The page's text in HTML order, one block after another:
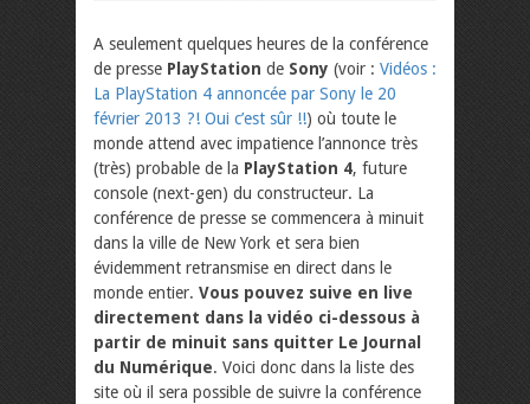
A seulement quelques heures de la conférence
de presse PlayStation de Sony (voir : Vidéos :
La PlayStation 4 annoncée par Sony le 20
février 2013 ?! Oui c’est sûr !!) où toute le
monde attend avec impatience l’annonce très
(très) probable de la PlayStation 4, future
console (next-gen) du constructeur. La
conférence de presse se commencera à minuit
dans la ville de New York et sera bien
évidemment retransmise en direct dans le
monde entier. Vous pouvez suive en live
directement dans la vidéo ci-dessous à
partir de minuit sans quitter Le Journal
du Numérique. Voici donc dans la liste des
site où il sera possible de suivre la conférence